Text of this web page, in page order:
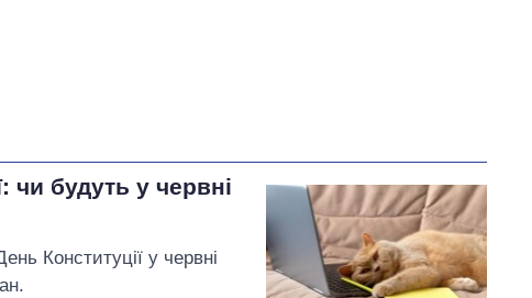
чи будуть у червні
Конституції у червні
з посади Уманського
міського голови